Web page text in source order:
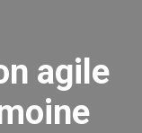
agile